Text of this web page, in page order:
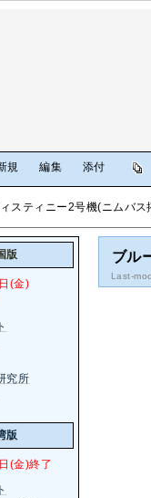
規 編集 添付
スティニー2号機(ニムバス
ブル
Last-
版
(金)
究所
版
(金)終了